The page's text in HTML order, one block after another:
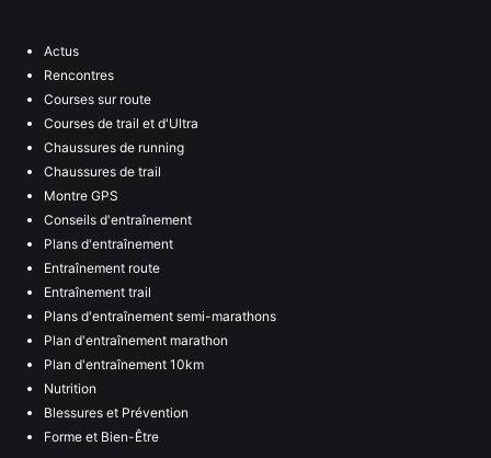
Actus
Rencontres
Courses sur route
Courses de trail et d'Ultra
Chaussures de running
Chaussures de trail
Montre GPS
Conseils d'entraînement
Plans d'entraînement
Entraînement route
Entraînement trail
Plans d'entraînement semi-marathons
Plan d'entraînement marathon
Plan d'entraînement 10km
Nutrition
Blessures et Prévention
Forme et Bien-Être